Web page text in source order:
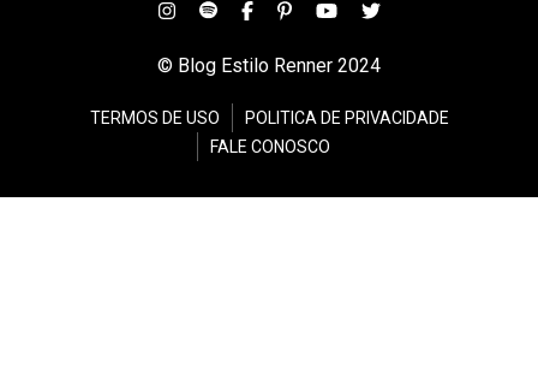
© Blog Estilo Renner 2024
TERMOS DE USO
POLITICA DE PRIVACIDADE
FALE CONOSCO